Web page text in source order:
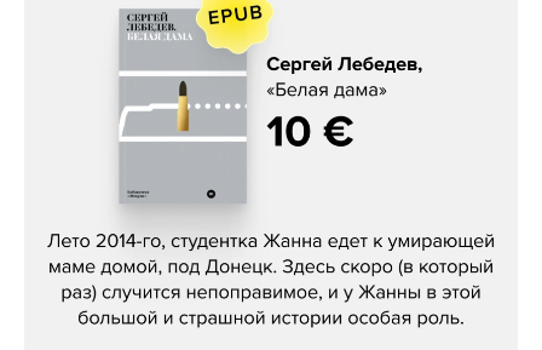
Сергей Лебедев, «Белая дама»